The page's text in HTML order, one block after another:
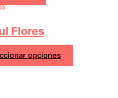
Flores
opciones